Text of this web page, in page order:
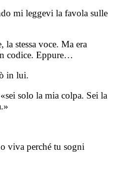
mi leggevi la favola sulle
la stessa voce. Ma era
codice. Eppure…
in lui.
solo la mia colpa. Sei la
viva perché tu sogni